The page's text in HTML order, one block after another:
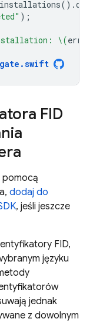
installations().
);
\(error
.swift
FID
pomocą
dodaj do
, jeśli jeszcze
FID,
języku
jednak
z dowolnym